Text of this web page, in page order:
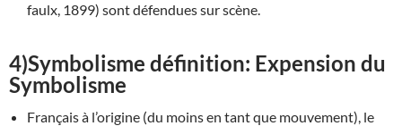
faulx, 1899) sont défendues sur scène.
4)Symbolisme définition: Expension du
Symbolisme
Français à l’origine (du moins en tant que mouvement), le